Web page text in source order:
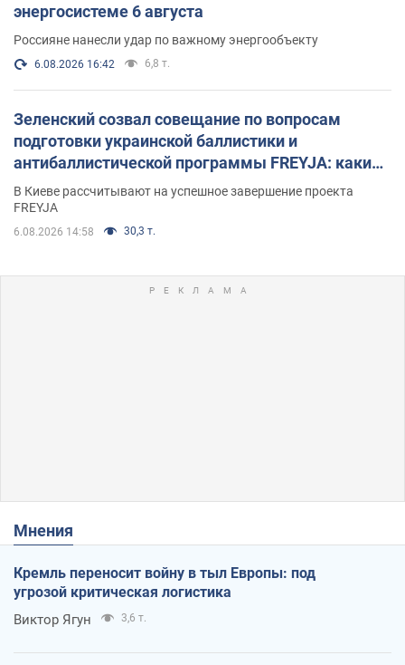
энергосистеме 6 августа
Россияне нанесли удар по важному энергообъекту
6.08.2026 16:42 6,8 т.
Зеленский созвал совещание по вопросам
подготовки украинской баллистики и
антибаллистической программы FREYJA: какие
решения готовятся
В Киеве рассчитывают на успешное завершение проекта
FREYJA
6.08.2026 14:58 30,3 т.
Мнения
Кремль переносит войну в тыл Европы: под
угрозой критическая логистика
Виктор Ягун 3,6 т.